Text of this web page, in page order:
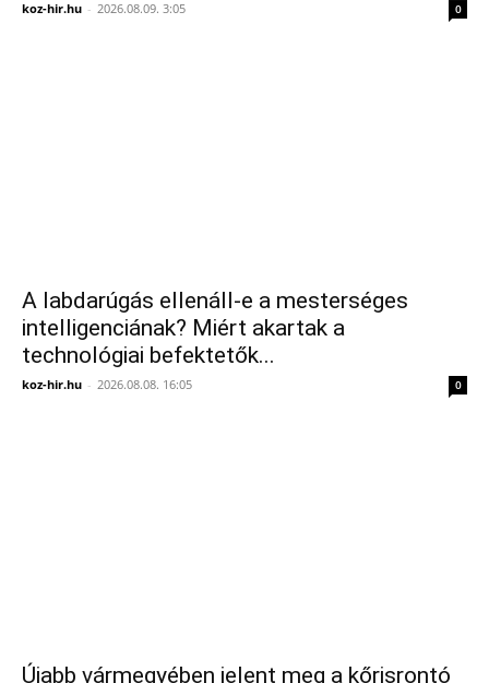
koz-hir.hu - 2026.08.09. 3:05 0
A labdarúgás ellenáll-e a mesterséges
intelligenciának? Miért akartak a
technológiai befektetők...
koz-hir.hu - 2026.08.08. 16:05 0
Újabb vármegyében jelent meg a kőrisrontó